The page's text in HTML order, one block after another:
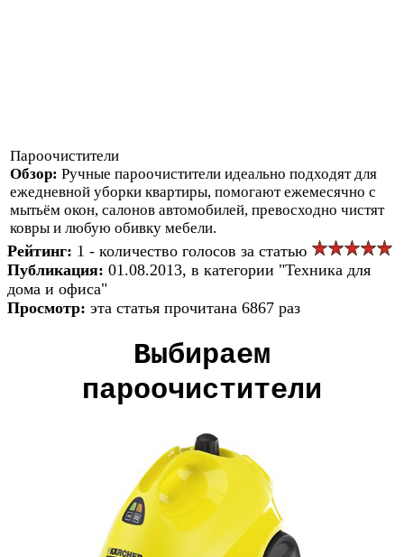
Пароочистители
Обзор: Ручные пароочистители идеально подходят для
ежедневной уборки квартиры, помогают ежемесячно с
мытьём окон, салонов автомобилей, превосходно чистят
ковры и любую обивку мебели.
Рейтинг: 1 - количество голосов за статью
Публикация: 01.08.2013, в категории "Техника для
дома и офиса"
Просмотр: эта статья прочитана 6867 раз
Выбираем
пароочистители